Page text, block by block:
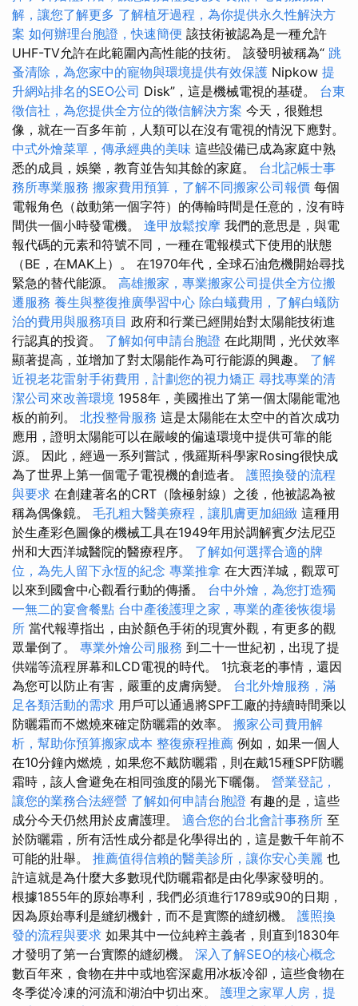
解，讓您了解更多 了解植牙過程，為你提供永久性解決方
案 如何辦理台胞證，快速簡便 該技術被認為是一種允許
UHF-TV允許在此範圍內高性能的技術。 該發明被稱為“ 跳
蚤清除，為您家中的寵物與環境提供有效保護 Nipkow 提
升網站排名的SEO公司 Disk”，這是機械電視的基礎。 台東
徵信社，為您提供全方位的徵信解決方案 今天，很難想
像，就在一百多年前，人類可以在沒有電視的情況下應對。
中式外燴菜單，傳承經典的美味 這些設備已成為家庭中熟
悉的成員，娛樂，教育並告知其餘的家庭。 台北記帳士事
務所專業服務 搬家費用預算，了解不同搬家公司報價 每個
電報角色（啟動第一個字符）的傳輸時間是任意的，沒有時
間供一個小時發電機。 逢甲放鬆按摩 我們的意思是，與電
報代碼的元素和符號不同，一種在電報模式下使用的狀態
（BE，在MAK上）。 在1970年代，全球石油危機開始尋找
緊急的替代能源。 高雄搬家，專業搬家公司提供全方位搬
遷服務 養生與整復推廣學習中心 除白蟻費用，了解白蟻防
治的費用與服務項目 政府和行業已經開始對太陽能技術進
行認真的投資。 了解如何申請台胞證 在此期間，光伏效率
顯著提高，並增加了對太陽能作為可行能源的興趣。 了解
近視老花雷射手術費用，計劃您的視力矯正 尋找專業的清
潔公司來改善環境 1958年，美國推出了第一個太陽能電池
板的前列。 北投整骨服務 這是太陽能在太空中的首次成功
應用，證明太陽能可以在嚴峻的偏遠環境中提供可靠的能
源。 因此，經過一系列嘗試，俄羅斯科學家Rosing很快成
為了世界上第一個電子電視機的創造者。 護照換發的流程
與要求 在創建著名的CRT（陰極射線）之後，他被認為被
稱為偶像鏡。 毛孔粗大醫美療程，讓肌膚更加細緻 這種用
於生產彩色圖像的機械工具在1949年用於調解賓夕法尼亞
州和大西洋城醫院的醫療程序。 了解如何選擇合適的牌
位，為先人留下永恆的紀念 專業推拿 在大西洋城，觀眾可
以來到國會中心觀看行動的傳播。 台中外燴，為您打造獨
一無二的宴會餐點 台中產後護理之家，專業的產後恢復場
所 當代報導指出，由於顏色手術的現實外觀，有更多的觀
眾暈倒了。 專業外燴公司服務 到二十一世紀初，出現了提
供端等流程屏幕和LCD電視的時代。 1抗衰老的事情，還因
為您可以防止有害，嚴重的皮膚病變。 台北外燴服務，滿
足各類活動的需求 用戶可以通過將SPF工廠的持續時間乘以
防曬霜而不燃燒來確定防曬霜的效率。 搬家公司費用解
析，幫助你預算搬家成本 整復療程推薦 例如，如果一個人
在10分鐘內燃燒，如果您不戴防曬霜，則在戴15種SPF防曬
霜時，該人會避免在相同強度的陽光下曬傷。 營業登記，
讓您的業務合法經營 了解如何申請台胞證 有趣的是，這些
成分今天仍然用於皮膚護理。 適合您的台北會計事務所 至
於防曬霜，所有活性成分都是化學得出的，這是數千年前不
可能的壯舉。 推薦值得信賴的醫美診所，讓你安心美麗 也
許這就是為什麼大多數現代防曬霜都是由化學家發明的。
根據1855年的原始專利，我們必須進行1789或90的日期，
因為原始專利是縫紉機針，而不是實際的縫紉機。 護照換
發的流程與要求 如果其中一位純粹主義者，則直到1830年
才發明了第一台實際的縫紉機。 深入了解SEO的核心概念
數百年來，食物在井中或地窖深處用冰板冷卻，這些食物在
冬季從冷凍的河流和湖泊中切出來。 護理之家單人房，提